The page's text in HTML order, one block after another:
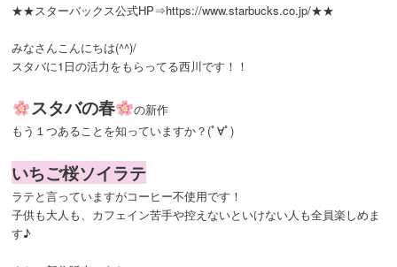
★★スターバックス公式HP⇒https://www.starbucks.co.jp/★★
みなさんこんにちは(^^)/
スタバに1日の活力をもらってる西川です！！
スタバの春
の新作
もう１つあることを知っていますか？(ﾟ∀ﾟ)
いちご桜ソイラテ
ラテと言っていますがコーヒー不使用です！
子供も大人も、カフェイン苦手や控えないといけない人も全員楽しめま
す♪